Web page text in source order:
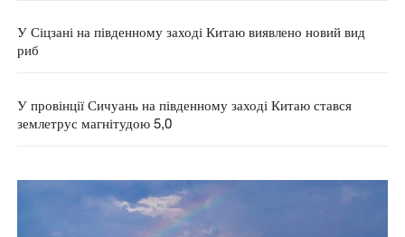
У Сіцзані на південному заході Китаю виявлено новий вид
риб
У провінції Сичуань на південному заході Китаю стався
землетрус магнітудою 5,0